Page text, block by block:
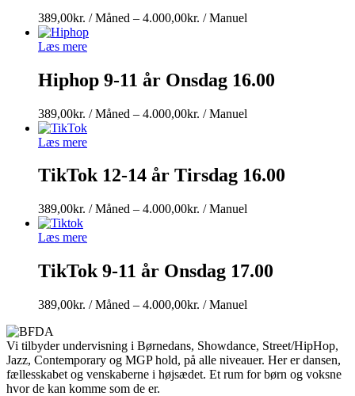
Manuel
389,00kr. / Måned – 4.000,00kr. / Manuel
til
4.000,00kr.
Manuel
Læs mere
Hiphop 9-11 år Onsdag 16.00
389,00kr. / Måned – 4.000,00kr. / Manuel
til
4.000,00kr.
Manuel
Læs mere
TikTok 12-14 år Tirsdag 16.00
389,00kr. / Måned – 4.000,00kr. / Manuel
til
4.000,00kr.
Manuel
Læs mere
TikTok 9-11 år Onsdag 17.00
389,00kr. / Måned – 4.000,00kr. / Manuel
Måned
til
4.000,00kr.
Vi tilbyder undervisning i Børnedans, Showdance, Street/HipHop,
Jazz, Contemporary og MGP hold, på alle niveauer. Her er dansen,
fællesskabet og venskaberne i højsædet. Et rum for børn og voksne
hvor de kan komme som de er.